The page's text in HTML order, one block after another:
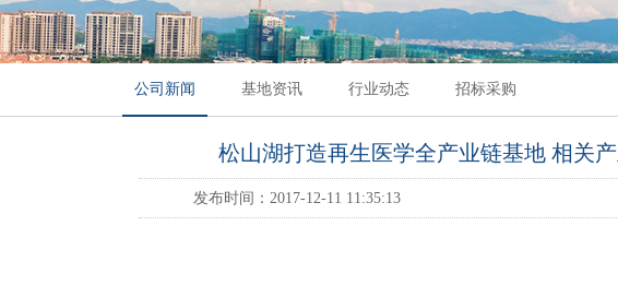
公司新闻 基地资讯 行业动态 招标采购
松山湖打造再生医学全产业链基地 相关
发布时间：2017-12-11 11:35:13